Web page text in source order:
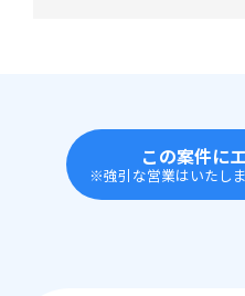
この案件に
※強引な営業はいたし